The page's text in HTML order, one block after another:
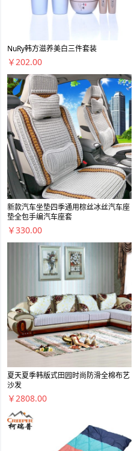
NuRy韩方滋养美白三件套装
￥202.00
新款汽车坐垫四季通用棕丝冰丝汽车座
垫全包手编汽车座套
￥330.00
夏天夏季韩版式田园时尚防滑全棉布艺
沙发
￥2808.00